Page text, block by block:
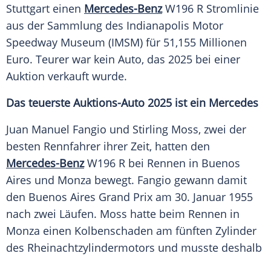
Stuttgart einen Mercedes-BenzW196 R Stromlinie
aus der Sammlung des Indianapolis Motor
Speedway Museum (IMSM) für 51,155 Millionen
Euro. Teurer war kein Auto, das 2025 bei einer
Auktion verkauft wurde.
Das teuerste Auktions-Auto 2025 ist ein Mercedes
Juan Manuel Fangio und Stirling Moss, zwei der
besten Rennfahrer ihrer Zeit, hatten den
Mercedes-BenzW196 R bei Rennen in Buenos
Aires und Monza bewegt. Fangio gewann damit
den Buenos Aires Grand Prix am 30. Januar 1955
nach zwei Läufen. Moss hatte beim Rennen in
Monza einen Kolbenschaden am fünften Zylinder
des Rheinachtzylindermotors und musste deshalb